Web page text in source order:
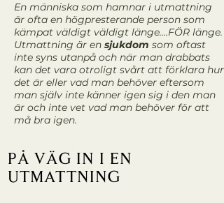
En människa som hamnar i utmattning
är ofta en högpresterande person som
kämpat väldigt väldigt länge....FÖR länge.
Utmattning är en sjukdom som oftast
inte syns utanpå och när man drabbats
kan det vara otroligt svårt att förklara hur
det är eller vad man behöver eftersom
man själv inte känner igen sig i den man
är och inte vet vad man behöver för att
må bra igen.
på väg in i en
utmattning